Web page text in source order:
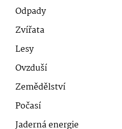
Odpady
Zvířata
Lesy
Ovzduší
Zemědělství
Počasí
Jaderná energie